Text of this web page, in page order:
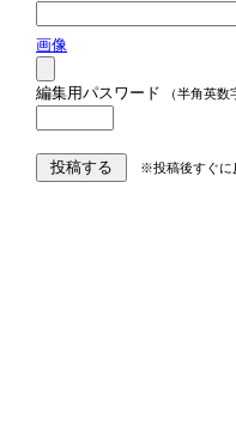
画像
編集用パスワード （半角英数
※投稿後すぐに